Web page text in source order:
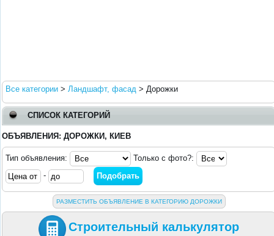
Все категории > Ландшафт, фасад > Дорожки
СПИСОК КАТЕГОРИЙ
ОБЪЯВЛЕНИЯ: ДОРОЖКИ, КИЕВ
Тип объявления:
Только с фото?:
-
РАЗМЕСТИТЬ ОБЪЯВЛЕНИЕ В КАТЕГОРИЮ ДОРОЖКИ
Строительный калькулятор